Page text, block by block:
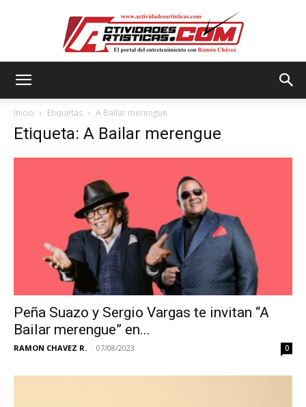
Inicio Etiquetas A Bailar merengue
Etiqueta: A Bailar merengue
Peña Suazo y Sergio Vargas te invitan “A
Bailar merengue” en...
RAMON CHAVEZ R. - 07/08/2023 0